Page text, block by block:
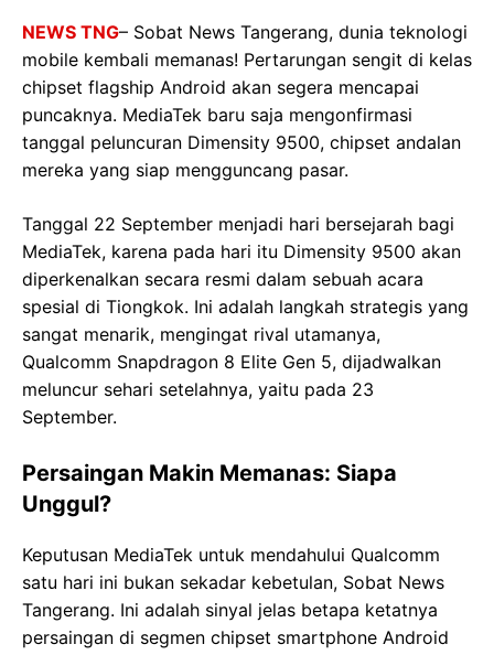
NEWS TNG– Sobat News Tangerang, dunia teknologi
mobile kembali memanas! Pertarungan sengit di kelas
chipset flagship Android akan segera mencapai
puncaknya. MediaTek baru saja mengonfirmasi
tanggal peluncuran Dimensity 9500, chipset andalan
mereka yang siap mengguncang pasar.
Tanggal 22 September menjadi hari bersejarah bagi
MediaTek, karena pada hari itu Dimensity 9500 akan
diperkenalkan secara resmi dalam sebuah acara
spesial di Tiongkok. Ini adalah langkah strategis yang
sangat menarik, mengingat rival utamanya,
Qualcomm Snapdragon 8 Elite Gen 5, dijadwalkan
meluncur sehari setelahnya, yaitu pada 23
September.
Persaingan Makin Memanas: Siapa
Unggul?
Keputusan MediaTek untuk mendahului Qualcomm
satu hari ini bukan sekadar kebetulan, Sobat News
Tangerang. Ini adalah sinyal jelas betapa ketatnya
persaingan di segmen chipset smartphone Android